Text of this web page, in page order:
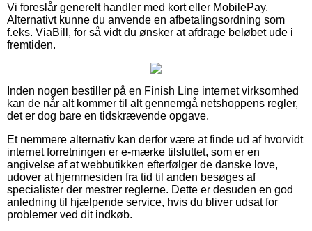
Vi foreslår generelt handler med kort eller MobilePay.
Alternativt kunne du anvende en afbetalingsordning som
f.eks. ViaBill, for så vidt du ønsker at afdrage beløbet ude i
fremtiden.
Inden nogen bestiller på en Finish Line internet virksomhed
kan de når alt kommer til alt gennemgå netshoppens regler,
det er dog bare en tidskrævende opgave.
Et nemmere alternativ kan derfor være at finde ud af hvorvidt
internet forretningen er e-mærke tilsluttet, som er en
angivelse af at webbutikken efterfølger de danske love,
udover at hjemmesiden fra tid til anden besøges af
specialister der mestrer reglerne. Dette er desuden en god
anledning til hjælpende service, hvis du bliver udsat for
problemer ved dit indkøb.